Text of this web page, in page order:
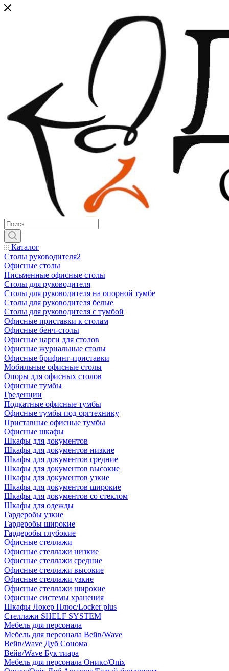
Каталог
Столы руководителя2
Офисные столы
Письменные офисные столы
Столы для руководителя
Столы для руководителя на опорной тумбе
Столы для руководителя белые
Столы для руководителя с тумбой
Офисные приставки к столам
Офисные бенч-столы
Офисные царги для столов
Офисные журнальные столы
Офисные брифинг-приставки
Мобильные офисные столы
Опоры для офисных столов
Офисные тумбы
Греденции
Подкатные офисные тумбы
Офисные тумбы под оргтехнику
Приставные офисные тумбы
Офисные шкафы
Шкафы для документов
Шкафы для документов низкие
Шкафы для документов средние
Шкафы для документов высокие
Шкафы для документов узкие
Шкафы для документов широкие
Шкафы для документов со стеклом
Шкафы для одежды
Гардеробы узкие
Гардеробы широкие
Гардеробы глубокие
Офисные стеллажи
Офисные стеллажи низкие
Офисные стеллажи средние
Офисные стеллажи высокие
Офисные стеллажи узкие
Офисные стеллажи широкие
Офисные системы хранения
Шкафы Локер Плюс/Locker plus
Стеллажи SHELF SYSTEM
Мебель для персонала
Мебель для персонала Вейв/Wave
Вейв/Wave Дуб Сонома
Вейв/Wave Бук тиара
Мебель для персонала Оникс/Onix